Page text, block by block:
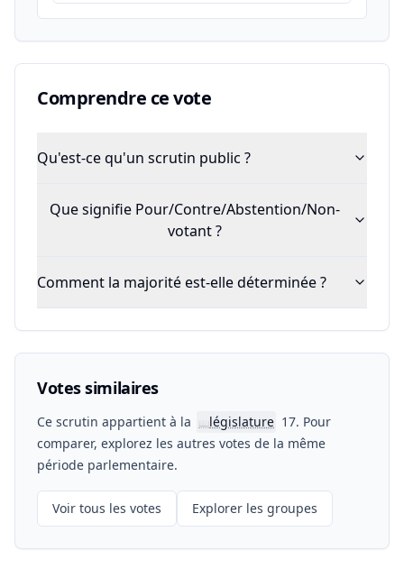
Comprendre ce vote
Qu'est-ce qu'un scrutin public ?
Que signifie Pour/Contre/Abstention/Non-
votant ?
Comment la majorité est-elle déterminée ?
Votes similaires
Ce scrutin appartient à la 📖législature 17. Pour
comparer, explorez les autres votes de la même
période parlementaire.
Voir tous les votes Explorer les groupes